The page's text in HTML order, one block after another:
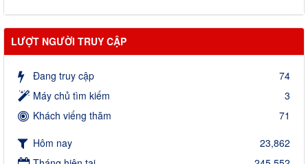
LƯỢT NGƯỜI TRUY CẬP
Đang truy cập
74
Máy chủ tìm kiếm
3
Khách viếng thăm
71
Hôm nay
23,862